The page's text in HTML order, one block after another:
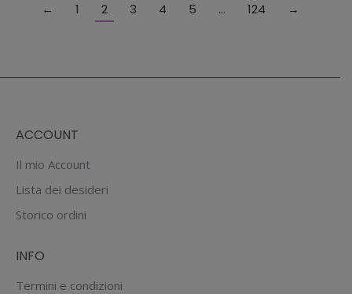
← 1 2 3 4 5 … 124 →
ACCOUNT
Il mio Account
Lista dei desideri
Storico ordini
INFO
Termini e condizioni